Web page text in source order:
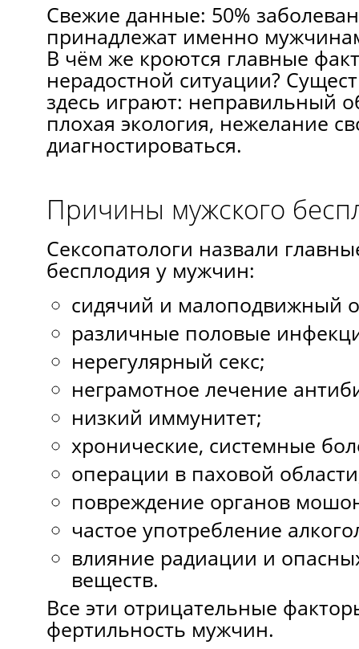
Свежие данные: 50%
принадлежат именно
В чём же кроются главные
нерадостной ситуации?
здесь играют: неправильный
плохая экология, нежелание
диагностироваться.
Причины мужского
Сексопатологи назвали
бесплодия у мужчин:
сидячий и малоподвижный
различные половые
нерегулярный секс;
неграмотное лечение
низкий иммунитет;
хронические, системные
операции в паховой
повреждение органов
частое употребление
влияние радиации и
веществ.
Все эти отрицательные
фертильность мужчин.